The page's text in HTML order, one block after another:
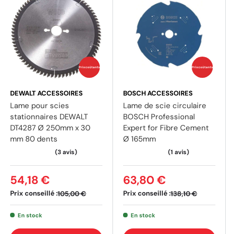
Prix coûtants
DEWALT ACCESSOIRES
Lame pour scies
stationnaires DEWALT
DT4287 Ø 250mm x 30
mm 80 dents
Prix conseillé :105,00 €
54,18 €
En stock
Prix coûtants
BOSCH ACCESSOIRES
Lame de scie circulaire
BOSCH Professional
Expert for Fibre Cement
Ø 165mm
Prix conseillé :138,10 €
63,80 €
En stock